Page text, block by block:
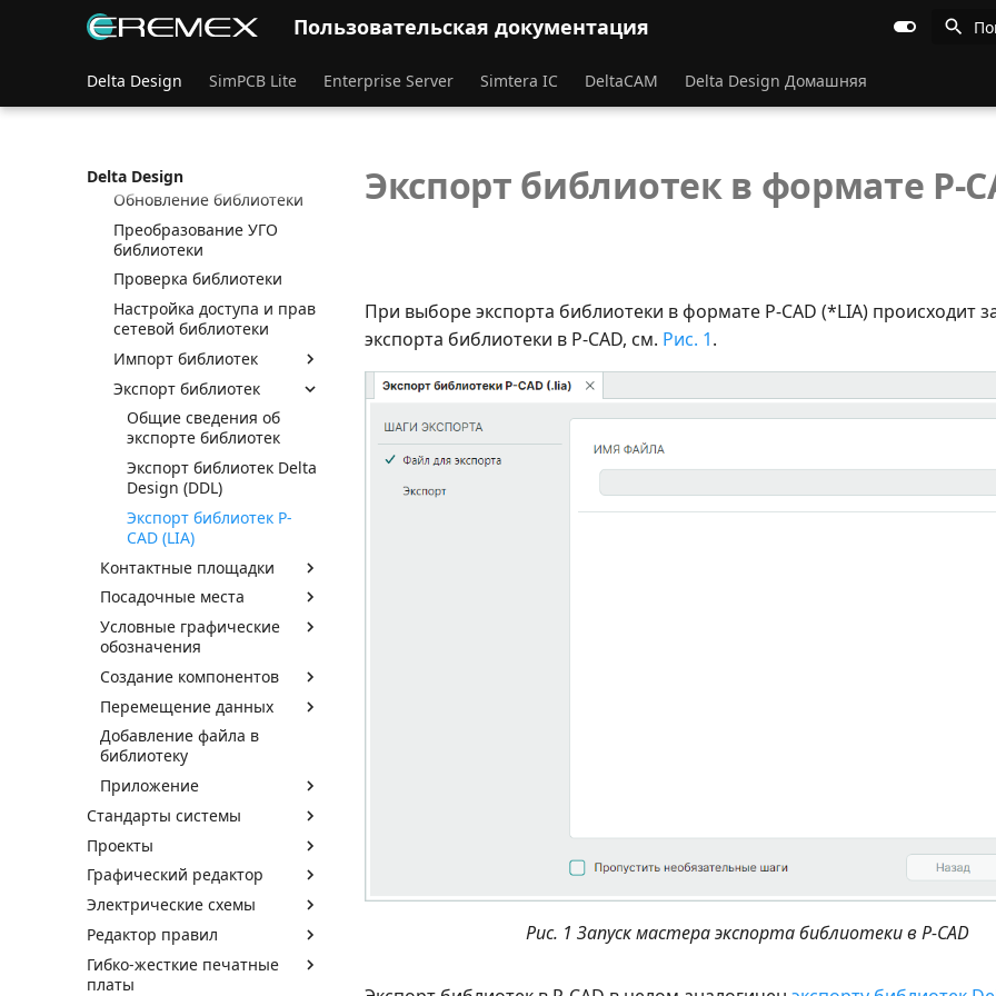
Пользовательская документация
Delta Design SimPCB Lite Enterprise Server Simtera IC DeltaCAM Delta Design Домашняя
Delta Design
Общие сведения о
компонентах
Общие сведения о
библиотеке
Структура библиотеки
Обновление библиотеки
Преобразование УГО
библиотеки
Проверка библиотеки
Настройка доступа и прав
сетевой библиотеки
Импорт библиотек
Экспорт библиотек
Общие сведения об
экспорте библиотек
Экспорт библиотек Delta
Design (DDL)
Экспорт библиотек P-
CAD (LIA)
Контактные площадки
Посадочные места
Условные графические
обозначения
Создание компонентов
Перемещение данных
Добавление файла в
библиотеку
Приложение
Стандарты системы
Проекты
Графический редактор
Электрические схемы
Редактор правил
Гибко-жесткие печатные
платы
Экспорт библиотек в формате P-
При выборе экспорта библиотеки в формате P-CAD (*LIA) происходит
экспорта библиотеки в P-CAD, см. Рис. 1.
Рис. 1 Запуск мастера экспорта библиотеки в P-CAD